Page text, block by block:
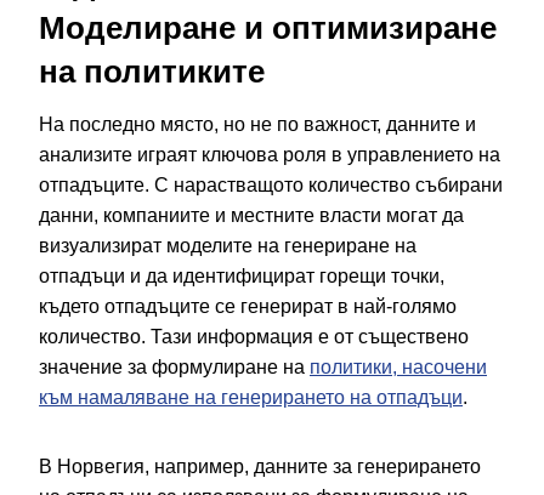
Моделиране и оптимизиране
на политиките
На последно място, но не по важност, данните и
анализите играят ключова роля в управлението на
отпадъците. С нарастващото количество събирани
данни, компаниите и местните власти могат да
визуализират моделите на генериране на
отпадъци и да идентифицират горещи точки,
където отпадъците се генерират в най-голямо
количество. Тази информация е от съществено
значение за формулиране на политики, насочени
към намаляване на генерирането на отпадъци.
В Норвегия, например, данните за генерирането